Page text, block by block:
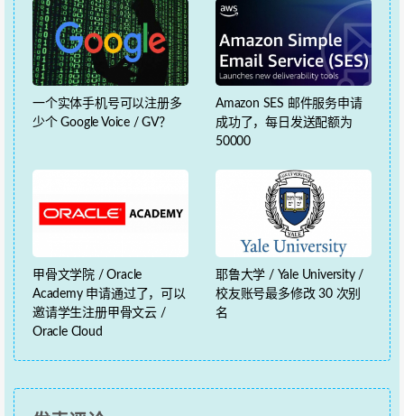
一个实体手机号可以注册多
少个 Google Voice / GV？
Amazon SES 邮件服务申请
成功了，每日发送配额为
50000
甲骨文学院 / Oracle
Academy 申请通过了，可以
邀请学生注册甲骨文云 /
Oracle Cloud
耶鲁大学 / Yale University /
校友账号最多修改 30 次别
名